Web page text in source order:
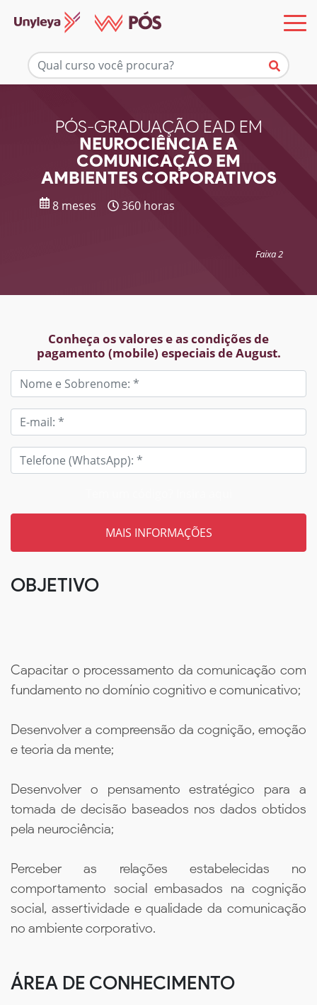
PÓS-GRADUAÇÃO EAD EM
NEUROCIÊNCIA E A
COMUNICAÇÃO EM
AMBIENTES CORPORATIVOS
8 meses 360 horas
Faixa 2
Conheça os valores e as condições de
pagamento (mobile) especiais de August.
Mais informações
OBJETIVO
Capacitar o processamento da comunicação com
fundamento no domínio cognitivo e comunicativo;
Desenvolver a compreensão da cognição, emoção
e teoria da mente;
Desenvolver o pensamento estratégico para a
tomada de decisão baseados nos dados obtidos
pela neurociência;
Perceber as relações estabelecidas no
comportamento social embasados na cognição
social, assertividade e qualidade da comunicação
no ambiente corporativo.
ÁREA DE CONHECIMENTO